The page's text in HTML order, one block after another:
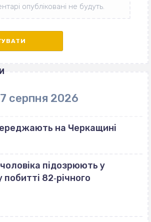
7 серпня 2026
на Черкащині
підозрюють у
82‐річного